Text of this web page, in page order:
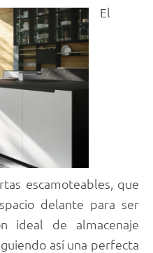
El
escamoteables, que
delante para ser
ideal de almacenaje
así una perfecta